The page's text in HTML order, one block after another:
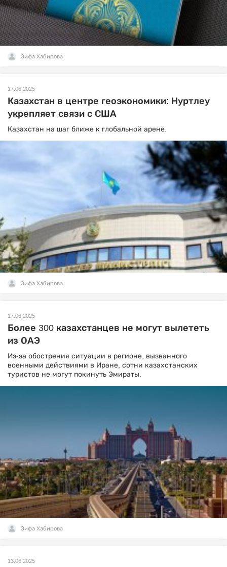
Зифа Хабирова
17.06.2025
Казахстан в центре геоэкономики: Нуртлеу
укрепляет связи с США
Казахстан на шаг ближе к глобальной арене.
Зифа Хабирова
17.06.2025
Более 300 казахстанцев не могут вылететь
из ОАЭ
Из-за обострения ситуации в регионе, вызванного
военными действиями в Иране, сотни казахстанских
туристов не могут покинуть Эмираты.
Зифа Хабирова
13.06.2025